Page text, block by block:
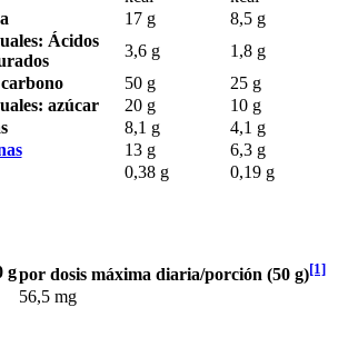
17 g
8,5 g
Ácidos
3,6 g
1,8 g
50 g
25 g
azúcar
20 g
10 g
8,1 g
4,1 g
13 g
6,3 g
0,38 g 0,19 g
gpor dosis máxima diaria/porción (50 g)[1]
56,5 mg